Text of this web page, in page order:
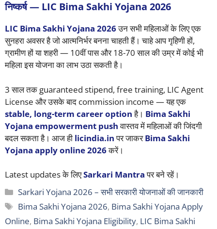
निष्कर्ष — LIC Bima Sakhi Yojana 2026
LIC Bima Sakhi Yojana 2026उन सभी महिलाओं के लिए एक
सुनहरा अवसर है जो आत्मनिर्भर बनना चाहती हैं। चाहे आप गृहिणी हों,
ग्रामीण हों या शहरी — 10वीं पास और 18-70 साल की उम्र में कोई भी
महिला इस योजना का लाभ उठा सकती है।
3 साल तक guaranteed stipend, free training, LIC Agent
License और उसके बाद commission income — यह एक
stable, long-term career optionहै। Bima Sakhi
Yojana empowerment pushवास्तव में महिलाओं की जिंदगी
बदल सकता है। आज ही licindia.inपर जाकरBima Sakhi
Yojana apply online 2026करें।
Latest updates के लिएSarkari Mantraपर बने रहें।
Categories
Sarkari Yojana 2026 – सभी सरकारी योजनाओं की जानकारी
Tags
Bima Sakhi Yojana 2026, Bima Sakhi Yojana Apply
Online, Bima Sakhi Yojana Eligibility, LIC Bima Sakhi